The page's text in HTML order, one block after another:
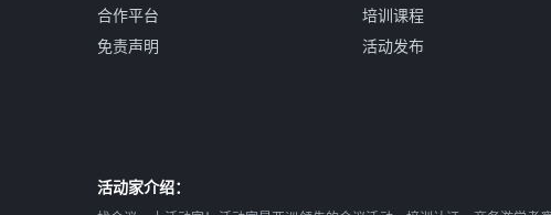
合作平台
免责声明
培训课程
活动发布
活动家介绍：